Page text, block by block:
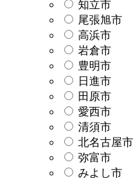
知立市
尾張旭市
高浜市
岩倉市
豊明市
日進市
田原市
愛西市
清須市
北名古屋市
弥富市
みよし市